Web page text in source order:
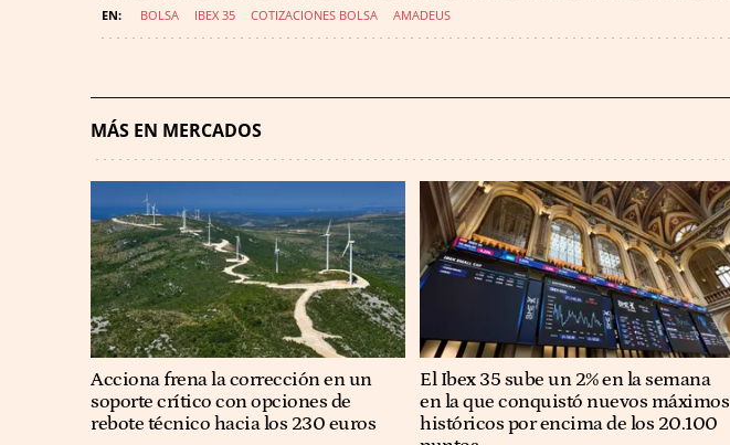
BOLSA IBEX 35 COTIZACIONES BOLSA AMADEUS
MÁS EN MERCADOS
Acciona frena la corrección en un
soporte crítico con opciones de
rebote técnico hacia los 230 euros
El Ibex 35 sube un 2% en la semana
en la que conquistó nuevos máximos
históricos por encima de los 20.100